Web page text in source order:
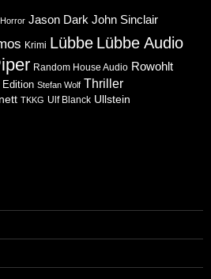
Horror Jason Dark John Sinclair
Krimi Lübbe Lübbe Audio
Random House Audio Rowohlt
Edition Stefan Wolf Thriller
TKKG Ulf Blanck Ullstein